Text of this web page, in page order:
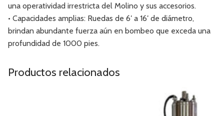
una operatividad irrestricta del Molino y sus accesorios.
• Capacidades amplias: Ruedas de 6′ a 16′ de diámetro,
brindan abundante fuerza aún en bombeo que exceda una
profundidad de 1000 pies.
Productos relacionados